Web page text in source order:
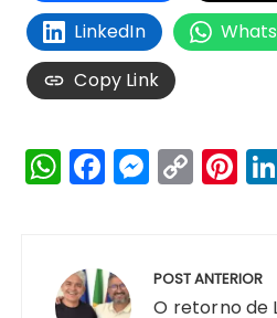
LinkedIn
Copy Link
W
h
ts
A
F
a
e
b
M
e
s
e
C
o
y
Li
Pi
n
re
st
POST ANTERIOR
O retorno de